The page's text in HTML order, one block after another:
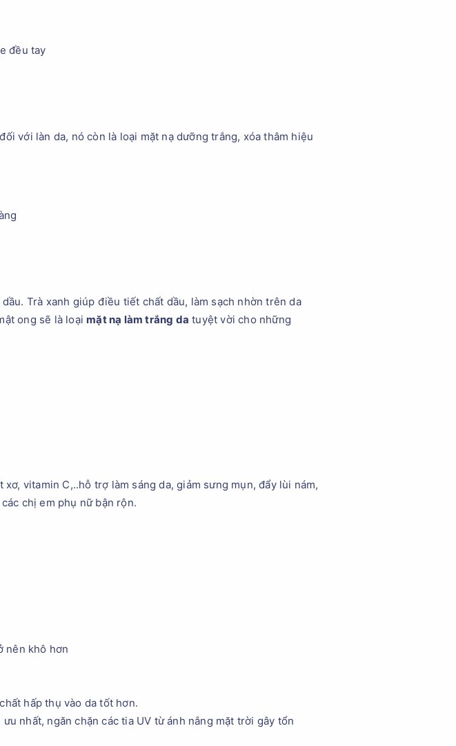
đều tay
với làn da, nó còn là loại mặt nạ dưỡng trắng, xóa thâm hiệu
Trà xanh giúp điều tiết chất dầu, làm sạch nhờn trên da
ong sẽ là loại mặt nạ làm trắng da tuyệt vời cho những
vitamin C,..hỗ trợ làm sáng da, giảm sưng mụn, đẩy lùi nám,
chị em phụ nữ bận rộn.
nên khô hơn
hấp thụ vào da tốt hơn.
nhất, ngăn chặn các tia UV từ ánh nắng mặt trời gây tổn